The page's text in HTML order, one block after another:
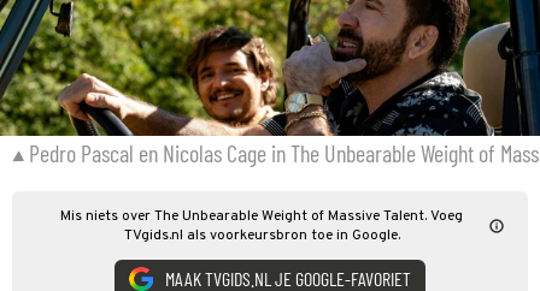
Pedro Pascal en Nicolas Cage in The Unbearable Weight of
Mis niets over The Unbearable Weight of Massive Talent. Voeg
TVgids.nl als voorkeursbron toe in Google.
MAAK TVGIDS.NL JE GOOGLE-FAVORIET